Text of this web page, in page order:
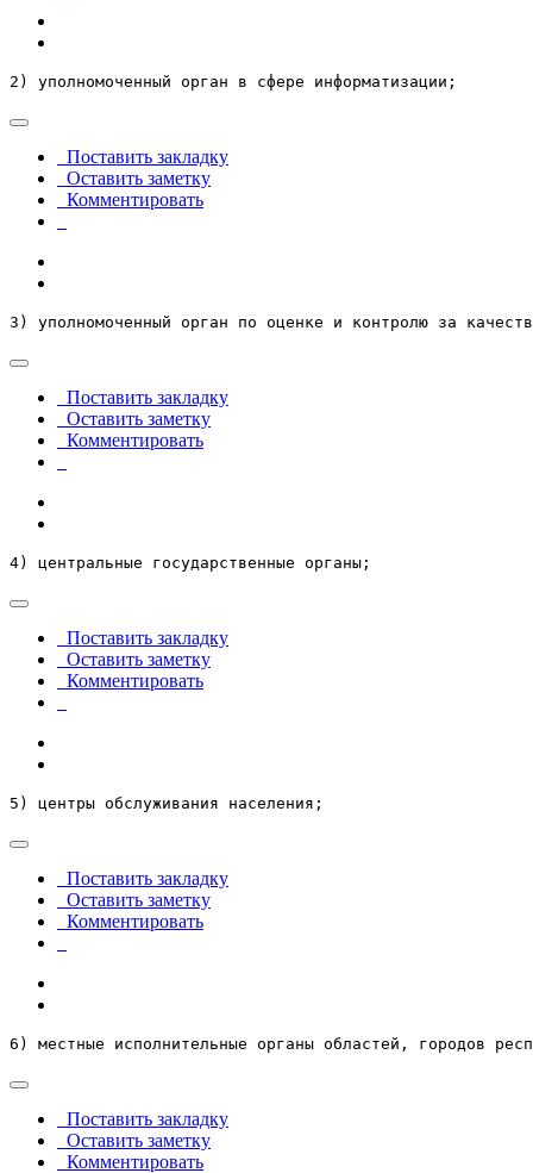
2) уполномоченный орган в сфере информатизации;
Поставить закладку
Оставить заметку
Комментировать
3) уполномоченный орган по оценке и контролю за
Поставить закладку
Оставить заметку
Комментировать
4) центральные государственные органы;
Поставить закладку
Оставить заметку
Комментировать
5) центры обслуживания населения;
Поставить закладку
Оставить заметку
Комментировать
6) местные исполнительные органы областей, городов
Поставить закладку
Оставить заметку
Комментировать